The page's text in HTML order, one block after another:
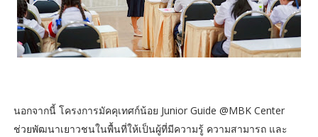
นอกจากนี้ โครงการมัคคุเทศก์น้อย Junior Guide @MBK Center
ช่วยพัฒนาเยาวชนในพื้นที่ให้เป็นผู้ที่มีความรู้ ความสามารถ และ